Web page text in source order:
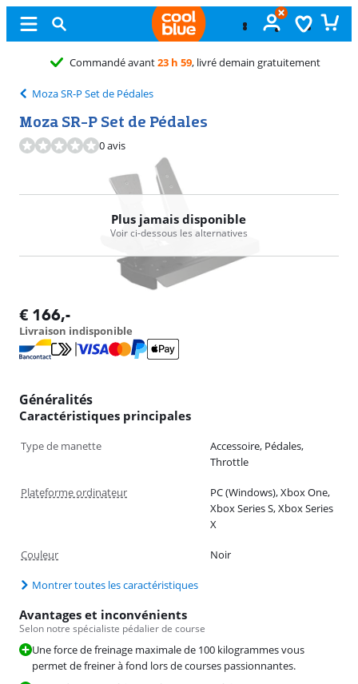
Commandé avant23 h 59, livré demain gratuitement
Moza SR-P Set de Pédales
Moza SR-P Set de Pédales
0 avis
Plus jamais disponible
Voir ci-dessous les alternatives
€ 166,-
Livraison indisponible
Généralités
Caractéristiques principales
Type de manette
Accessoire, Pédales,
Throttle
Plateforme ordinateur
PC (Windows), Xbox One,
Xbox Series S, Xbox Series
X
Couleur Noir
Montrer toutes les caractéristiques
Avantages et inconvénients
Selon notre spécialiste pédalier de course
Une force de freinage maximale de 100 kilogrammes vous
permet de freiner à fond lors de courses passionnantes.